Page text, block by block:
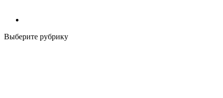
Выберите рубрику